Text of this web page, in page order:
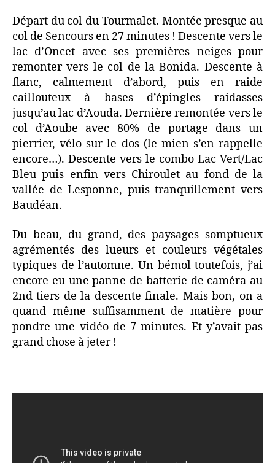
Départ du col du Tourmalet. Montée presque au
col de Sencours en 27 minutes ! Descente vers le
lac d’Oncet avec ses premières neiges pour
remonter vers le col de la Bonida. Descente à
flanc, calmement d’abord, puis en raide
caillouteux à bases d’épingles raidasses
jusqu’au lac d’Aouda. Dernière remontée vers le
col d’Aoube avec 80% de portage dans un
pierrier, vélo sur le dos (le mien s’en rappelle
encore…). Descente vers le combo Lac Vert/Lac
Bleu puis enfin vers Chiroulet au fond de la
vallée de Lesponne, puis tranquillement vers
Baudéan.
Du beau, du grand, des paysages somptueux
agrémentés des lueurs et couleurs végétales
typiques de l’automne. Un bémol toutefois, j’ai
encore eu une panne de batterie de caméra au
2nd tiers de la descente finale. Mais bon, on a
quand même suffisamment de matière pour
pondre une vidéo de 7 minutes. Et y’avait pas
grand chose à jeter !